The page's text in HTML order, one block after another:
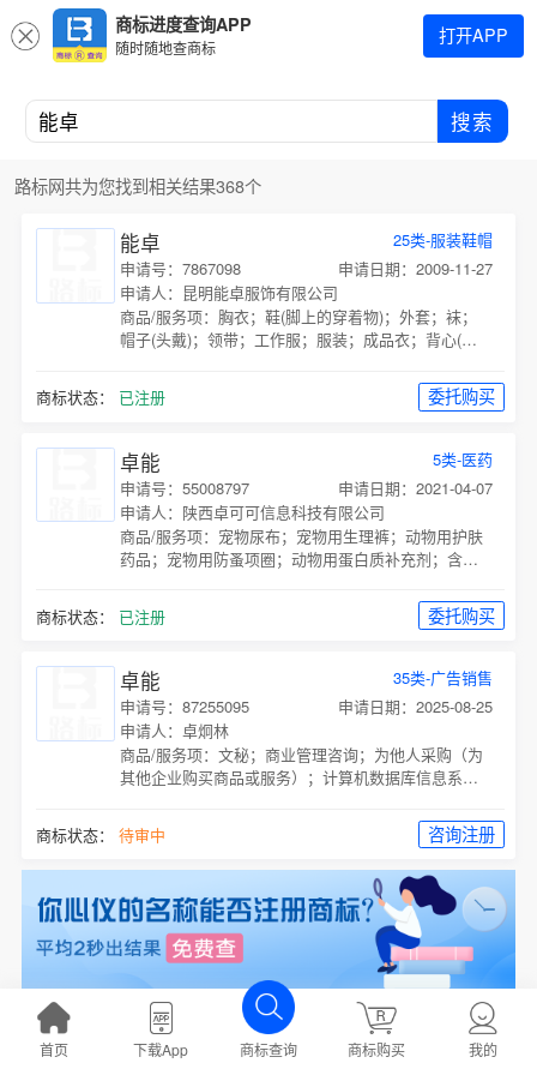
商标进度查询APP
随时随地查商标
打开APP
首页 下载App 商标查询 商标购买 我的
搜索
路标网共为您找到相关结果368个
能卓
25类-服装鞋帽
申请号：7867098
申请日期：2009-11-27
申请人：昆明能卓服饰有限公司
商品/服务项：胸衣；鞋(脚上的穿着物)；外套；袜；
帽子(头戴)；领带；工作服；服装；成品衣；背心(马
商标状态： 已注册 委托购买
卓能
5类-医药
申请号：55008797
申请日期：2021-04-07
申请人：陕西卓可可信息科技有限公司
商品/服务项： 宠物尿布；宠物用生理裤；动物用护肤
药品；宠物用防蚤项圈；动物用蛋白质补充剂；含药
商标状态： 已注册 委托购买
卓能
35类-广告销售
申请号：87255095
申请日期：2025-08-25
申请人：卓炯林
商品/服务项：文秘；商业管理咨询；为他人采购（为
其他企业购买商品或服务）；计算机数据库信息系统
务；为他人推销；人事管理咨询；寻找赞助；广告；
会计；
商标状态：待审中 咨询注册
卓能
32类-啤酒饮料
申请号：10266773
申请日期：2011-12-05